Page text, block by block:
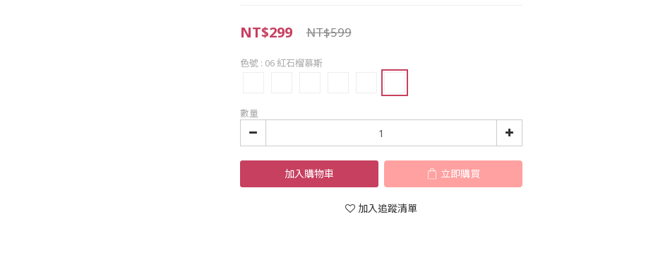
NT$299 NT$599
色號 : 06 紅石榴慕斯
數量
加入購物車 立即購買
加入追蹤清單